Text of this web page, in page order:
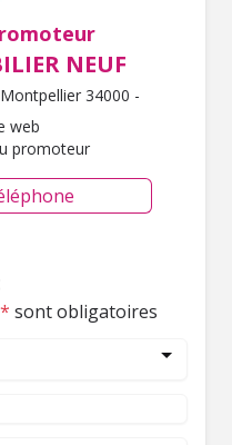
NEUF
34000 -
web
promoteur
* sont obligatoires